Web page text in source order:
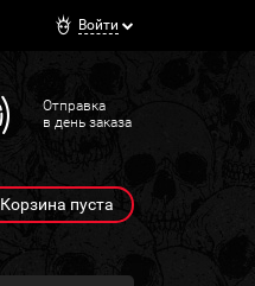
Войти
Отправка
в день заказа
Корзина пуста